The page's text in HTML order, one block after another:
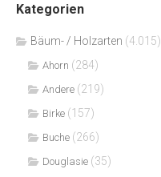
Kategorien
Bäum- / Holzarten (4.015)
Ahorn (284)
Andere (219)
Birke (157)
Buche (266)
Douglasie (35)